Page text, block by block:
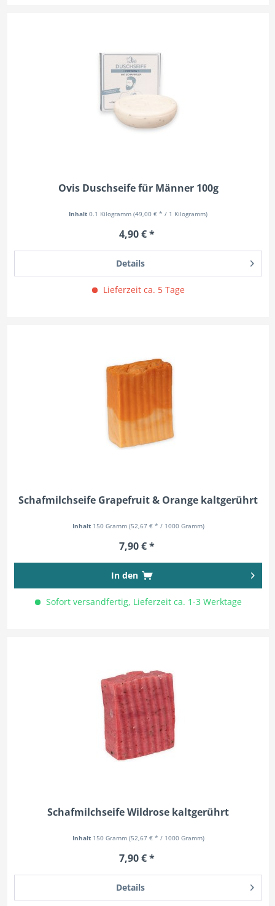
Ovis Duschseife für Männer 100g
Inhalt0.1 Kilogramm(49,00 € * / 1 Kilogramm)
4,90 € *
Details
Lieferzeit ca. 5 Tage
Schafmilchseife Grapefruit & Orange kaltgerührt
Inhalt 150 Gramm (52,67 € * / 1000 Gramm)
7,90 € *
In den
Sofort versandfertig, Lieferzeit ca. 1-3 Werktage
Schafmilchseife Wildrose kaltgerührt
Inhalt 150 Gramm (52,67 € * / 1000 Gramm)
7,90 € *
Details